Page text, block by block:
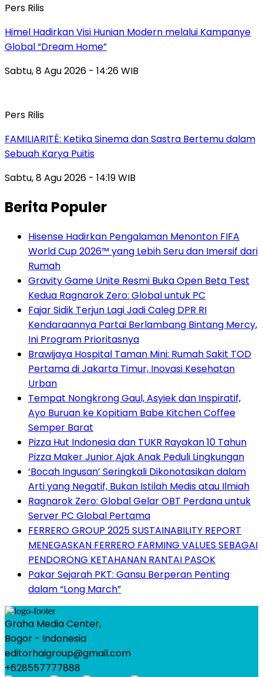
Pers Rilis
Himel Hadirkan Visi Hunian Modern melalui Kampanye
Global “Dream Home”
Sabtu, 8 Agu 2026 - 14:26 WIB
Pers Rilis
FAMILIARITÉ: Ketika Sinema dan Sastra Bertemu dalam
Sebuah Karya Puitis
Sabtu, 8 Agu 2026 - 14:19 WIB
Berita Populer
Hisense Hadirkan Pengalaman Menonton FIFA
World Cup 2026™ yang Lebih Seru dan Imersif dari
Rumah
Gravity Game Unite Resmi Buka Open Beta Test
Kedua Ragnarok Zero: Global untuk PC
Fajar Sidik Terjun Lagi Jadi Caleg DPR RI
Kendaraannya Partai Berlambang Bintang Mercy,
Ini Program Prioritasnya
Brawijaya Hospital Taman Mini: Rumah Sakit TOD
Pertama di Jakarta Timur, Inovasi Kesehatan
Urban
Tempat Nongkrong Gaul, Asyiek dan Inspiratif,
Ayo Buruan ke Kopitiam Babe Kitchen Coffee
Semper Barat
Pizza Hut Indonesia dan TUKR Rayakan 10 Tahun
Pizza Maker Junior Ajak Anak Peduli Lingkungan
‘Bocah Ingusan’ Seringkali Dikonotasikan dalam
Arti yang Negatif, Bukan Istilah Medis atau Ilmiah
Ragnarok Zero: Global Gelar OBT Perdana untuk
Server PC Global Pertama
FERRERO GROUP 2025 SUSTAINABILITY REPORT
MENEGASKAN FERRERO FARMING VALUES SEBAGAI
PENDORONG KETAHANAN RANTAI PASOK
Pakar Sejarah PKT: Gansu Berperan Penting
dalam “Long March”
Graha Media Center,
Bogor - Indonesia
editorhaigroup@gmail.com
+628557777888